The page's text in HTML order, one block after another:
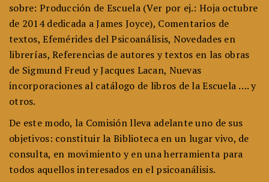
sobre: Producción de Escuela (Ver por ej.: Hoja octubre
de 2014 dedicada a James Joyce), Comentarios de
textos, Efemérides del Psicoanálisis, Novedades en
librerías, Referencias de autores y textos en las obras
de Sigmund Freud y Jacques Lacan, Nuevas
incorporaciones al catálogo de libros de la Escuela …. y
otros.
De este modo, la Comisión lleva adelante uno de sus
objetivos: constituir la Biblioteca en un lugar vivo, de
consulta, en movimiento y en una herramienta para
todos aquellos interesados en el psicoanálisis.